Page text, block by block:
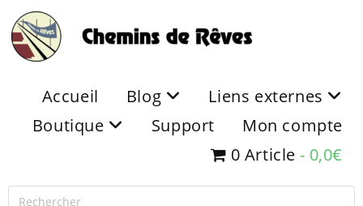
Accueil Blog
Liens externes
Boutique
Support
Mon compte
0 Article
0,0€